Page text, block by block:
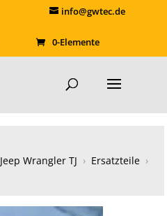
info@gwtec.de
0-Elemente
Jeep Wrangler TJ › Ersatzteile ›